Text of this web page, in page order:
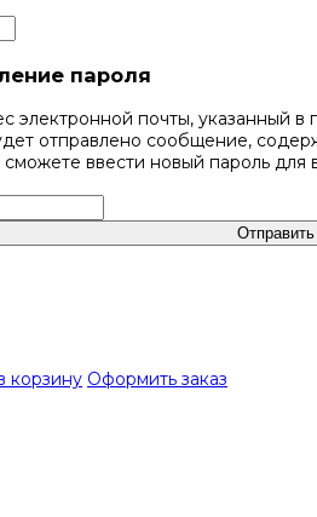
пароля
электронной почты, указанный в
отправлено сообщение,
ввести новый пароль для
Отправить
корзину Оформить заказ